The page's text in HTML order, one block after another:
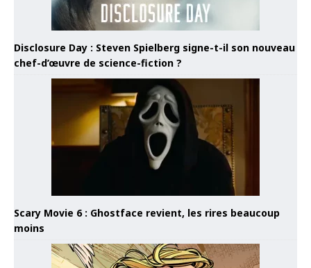
Disclosure Day : Steven Spielberg signe-t-il son nouveau
chef-d’œuvre de science-fiction ?
Scary Movie 6 : Ghostface revient, les rires beaucoup
moins